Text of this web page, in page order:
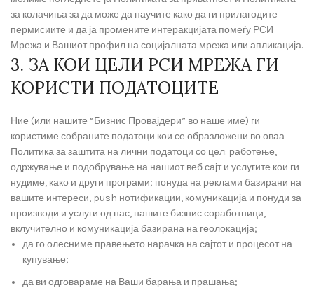
за колачиња за да може да научите како да ги прилагодите
пермисиите и да ја промените интеракцијата помеѓу РСИ
Мрежа и Вашиот профил на социјалната мрежа или апликација.
3. ЗА КОИ ЦЕЛИ РСИ МРЕЖА ГИ
КОРИСТИ ПОДАТОЦИТЕ
Ние (или нашите “Бизнис Провајдери” во наше име) ги
користиме собраните податоци кои се образложени во оваа
Политика за заштита на лични податоци со цел: работење,
одржување и подобрување на нашиот веб сајт и услугите кои ги
нудиме, како и други програми; понуда на реклами базирани на
вашите интереси, push нотификации, комуникација и понуди за
производи и услуги од нас, нашите бизнис соработници,
вклучително и комуникација базирана на геолокација;
да го олесниме правењето нарачка на сајтот и процесот на
купување;
да ви одговараме на Ваши барања и прашања;